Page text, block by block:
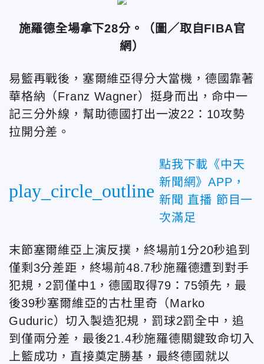
施羅德全場拿下28分。（圖／取自FIBA官
網）
易籃再戰後，塞爾維亞得分大當機，德國靠著
華格納（Franz Wagner）挺身而出，命中一
記三分外線，幫助德國打出一波22：10攻勢
拉開分差。
play_circle_outline
點我下載《中天
新聞網》APP，
新聞 直播 節目一
次滿足
末節塞爾維亞上演反撲，終場前1分20秒追到
僅剩3分差距，終場前48.7秒施羅德遭到對手
犯規，2罰僅中1，德國取得79：75領先，最
後39秒塞爾維亞的古杜里奇（Marko
Guduric）切入製造犯規，罰球2罰全中，追
到僅兩分差，最後21.4秒施羅德關鍵致命切入
上籃成功，直接奠定勝基，最終德國就以